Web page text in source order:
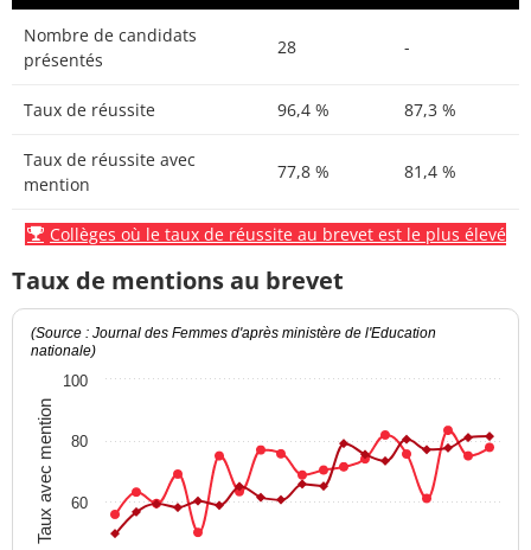
Nombre de candidats
présentés
28 -
Taux de réussite 96,4 % 87,3 %
Taux de réussite avec
mention
77,8 % 81,4 %
Collèges où le taux de réussite au brevet est le plus élevé
Taux de mentions au brevet
Taux avec mention
(Source : Journal des Femmes d'après ministère de l'Education
nationale)
60
80
100